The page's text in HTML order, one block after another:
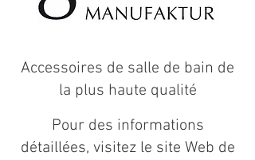
Accessoires de salle de bain de
la plus haute qualité
Pour des informations
détaillées, visitez le site Web de